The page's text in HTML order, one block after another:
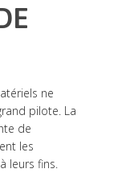
ne
pilote. La
de
les
leurs fins.